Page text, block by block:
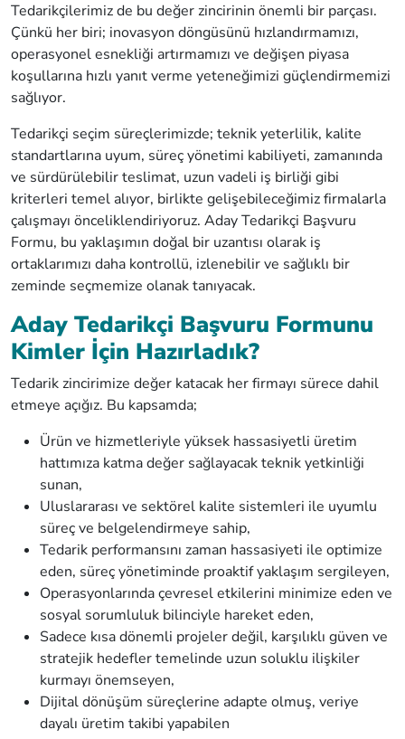
Tedarikçilerimiz de bu değer zincirinin önemli bir parçası.
Çünkü her biri; inovasyon döngüsünü hızlandırmamızı,
operasyonel esnekliği artırmamızı ve değişen piyasa
koşullarına hızlı yanıt verme yeteneğimizi güçlendirmemizi
sağlıyor.
Tedarikçi seçim süreçlerimizde; teknik yeterlilik, kalite
standartlarına uyum, süreç yönetimi kabiliyeti, zamanında
ve sürdürülebilir teslimat, uzun vadeli iş birliği gibi
kriterleri temel alıyor, birlikte gelişebileceğimiz firmalarla
çalışmayı önceliklendiriyoruz. Aday Tedarikçi Başvuru
Formu, bu yaklaşımın doğal bir uzantısı olarak iş
ortaklarımızı daha kontrollü, izlenebilir ve sağlıklı bir
zeminde seçmemize olanak tanıyacak.
Aday Tedarikçi Başvuru Formunu
Kimler İçin Hazırladık?
Tedarik zincirimize değer katacak her firmayı sürece dahil
etmeye açığız. Bu kapsamda;
Ürün ve hizmetleriyle yüksek hassasiyetli üretim
hattımıza katma değer sağlayacak teknik yetkinliği
sunan,
Uluslararası ve sektörel kalite sistemleri ile uyumlu
süreç ve belgelendirmeye sahip,
Tedarik performansını zaman hassasiyeti ile optimize
eden, süreç yönetiminde proaktif yaklaşım sergileyen,
Operasyonlarında çevresel etkilerini minimize eden ve
sosyal sorumluluk bilinciyle hareket eden,
Sadece kısa dönemli projeler değil, karşılıklı güven ve
stratejik hedefler temelinde uzun soluklu ilişkiler
kurmayı önemseyen,
Dijital dönüşüm süreçlerine adapte olmuş, veriye
dayalı üretim takibi yapabilen